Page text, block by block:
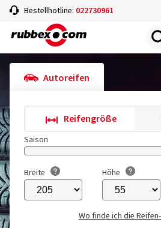
Bestellhotline: 022730961
Autoreifen
Reifengröße
Saison
Breite Höhe
Wo finde ich die